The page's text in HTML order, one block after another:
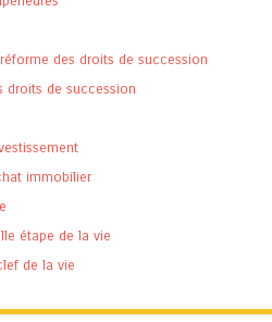
des droits de succession
droits de succession
immobilier
étape de la vie
de la vie